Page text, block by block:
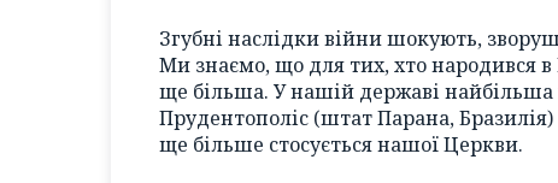
Згубні наслідки війни шокують,
Ми знаємо, що для тих, хто народився в
ще більша. У нашій державі найбільша
Прудентополіс (штат Парана,
ще більше стосується нашої Церкви.